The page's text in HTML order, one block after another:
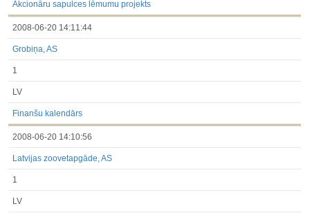
dalībvalsts tiesību aktiem
Līdz 2017.03.01
Finanšu pārskati
Informācija par akcionāru sapulcēm
Akcionāru sapulces lēmumu projekts
2008-06-20 14:11:44
Grobiņa, AS
1
LV
Finanšu kalendārs
2008-06-20 14:10:56
Latvijas zoovetapgāde, AS
1
LV